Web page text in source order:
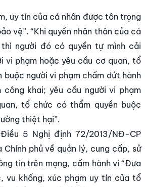
uy tín của cá nhân được tôn trọng
vệ”. “Khi quyền nhân thân của cá
người đó có quyền tự mình cải
vi phạm hoặc yêu cầu cơ quan, tổ
buộc người vi phạm chấm dứt hành
khai; yêu cầu người vi phạm
tổ chức có thẩm quyền buộc
thiệt hại”.
5 Nghị định 72/2013/NĐ-CP
phủ về quản lý, cung cấp, sử
tin trên mạng, cấm hành vi “Đưa
vu khống, xúc phạm uy tín của tổ